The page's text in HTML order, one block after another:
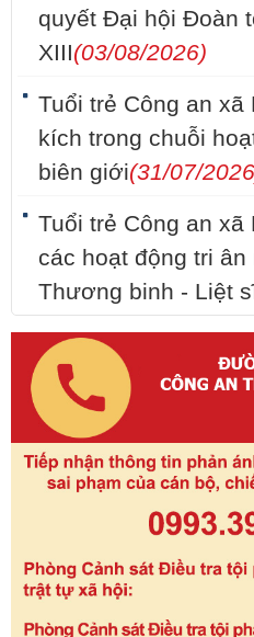
quyết Đại hội Đoàn
XIII(03/08/2026)
Tuổi trẻ Công an xã
kích trong chuỗi
biên giới(31/07/
Tuổi trẻ Công an xã
các hoạt động tri
Thương binh - Liệt